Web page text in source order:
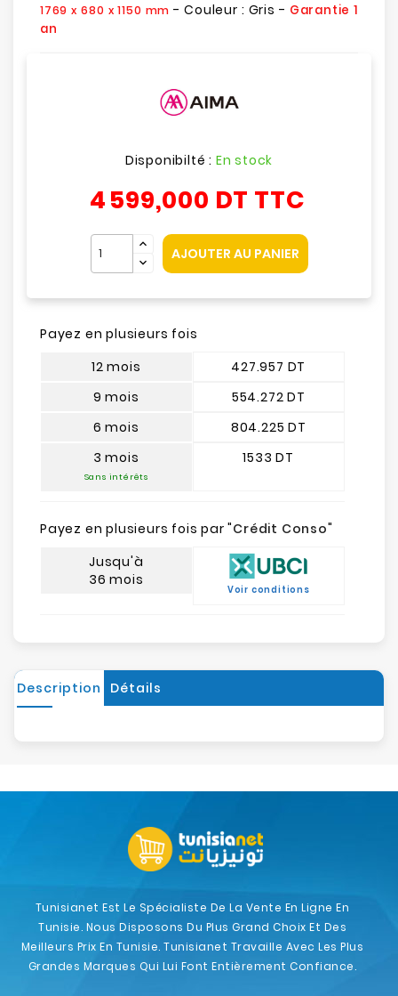
1769 x 680 x 1150 mm - Couleur : Gris - Garantie 1
an
Disponibilté : En stock
4 599,000 DT TTC
AJOUTER AU PANIER
Payez en plusieurs fois
12 mois
9 mois
6 mois
3 mois
Sans intérêts
427.957 DT
554.272 DT
804.225 DT
1533 DT
Payez en plusieurs fois par "Crédit Conso"
Jusqu'à
36 mois
Voir conditions
Description Détails
Tunisianet Est Le Spécialiste De La Vente En Ligne En
Tunisie. Nous Disposons Du Plus Grand Choix Et Des
Meilleurs Prix En Tunisie. Tunisianet Travaille Avec Les Plus
Grandes Marques Qui Lui Font Entièrement Confiance.